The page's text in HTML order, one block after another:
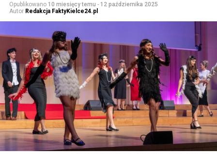
Opublikowano 10 miesięcy temu - 12 października 2025
Autor Redakcja FaktyKielce24.pl